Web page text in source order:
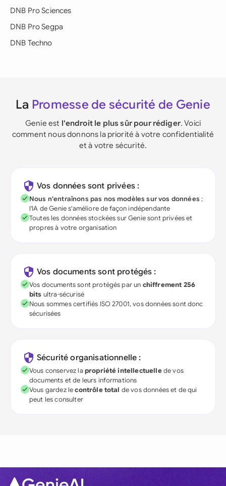
DNB Pro Sciences
DNB Pro Segpa
DNB Techno
La Promesse de sécurité de Genie
Genie est l'endroit le plus sûr pour rédiger. Voici
comment nous donnons la priorité à votre confidentialité
et à votre sécurité.
Vos données sont privées :
Nous n'entraînons pas nos modèles sur vos données ;
l'IA de Genie s'améliore de façon indépendante
Toutes les données stockées sur Genie sont privées et
propres à votre organisation
Vos documents sont protégés :
Vos documents sont protégés par un chiffrement 256
bits ultra-sécurisé
Nous sommes certifiés ISO 27001, vos données sont donc
sécurisées
Sécurité organisationnelle :
Vous conservez lapropriété intellectuellede vos
documents et de leurs informations
Vous gardez lecontrôle total de vos données et de qui
peut les consulter